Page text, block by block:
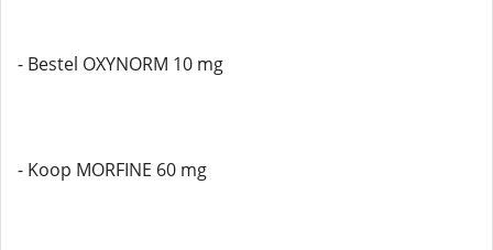
- Bestel OXYNORM 10 mg
- Koop MORFINE 60 mg